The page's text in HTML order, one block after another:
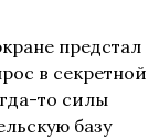
предстал
в секретной
то силы
базу